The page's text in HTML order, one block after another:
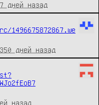
дней назад
дней назад
назад